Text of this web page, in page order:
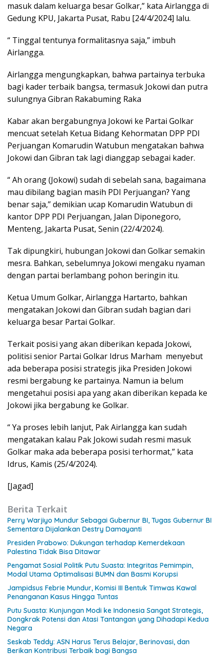
masuk dalam keluarga besar Golkar,” kata Airlangga di
Gedung KPU, Jakarta Pusat, Rabu [24/4/2024] lalu.
“ Tinggal tentunya formalitasnya saja,” imbuh
Airlangga.
Airlangga mengungkapkan, bahwa partainya terbuka
bagi kader terbaik bangsa, termasuk Jokowi dan putra
sulungnya Gibran Rakabuming Raka
Kabar akan bergabungnya Jokowi ke Partai Golkar
mencuat setelah Ketua Bidang Kehormatan DPP PDI
Perjuangan Komarudin Watubun mengatakan bahwa
Jokowi dan Gibran tak lagi dianggap sebagai kader.
“ Ah orang (Jokowi) sudah di sebelah sana, bagaimana
mau dibilang bagian masih PDI Perjuangan? Yang
benar saja,” demikian ucap Komarudin Watubun di
kantor DPP PDI Perjuangan, Jalan Diponegoro,
Menteng, Jakarta Pusat, Senin (22/4/2024).
Tak dipungkiri, hubungan Jokowi dan Golkar semakin
mesra. Bahkan, sebelumnya Jokowi mengaku nyaman
dengan partai berlambang pohon beringin itu.
Ketua Umum Golkar, Airlangga Hartarto, bahkan
mengatakan Jokowi dan Gibran sudah bagian dari
keluarga besar Partai Golkar.
Terkait posisi yang akan diberikan kepada Jokowi,
politisi senior Partai Golkar Idrus Marham menyebut
ada beberapa posisi strategis jika Presiden Jokowi
resmi bergabung ke partainya. Namun ia belum
mengetahui posisi apa yang akan diberikan kepada ke
Jokowi jika bergabung ke Golkar.
“ Ya proses lebih lanjut, Pak Airlangga kan sudah
mengatakan kalau Pak Jokowi sudah resmi masuk
Golkar maka ada beberapa posisi terhormat,” kata
Idrus, Kamis (25/4/2024).
[Jagad]
Berita Terkait
Perry Warjiyo Mundur Sebagai Gubernur BI, Tugas Gubernur BI
Sementara Dijalankan Destry Damayanti
Presiden Prabowo: Dukungan terhadap Kemerdekaan
Palestina Tidak Bisa Ditawar
Pengamat Sosial Politik Putu Suasta: Integritas Pemimpin,
Modal Utama Optimalisasi BUMN dan Basmi Korupsi
Jampidsus Febrie Mundur, Komisi III Bentuk Timwas Kawal
Penanganan Kasus Hingga Tuntas
Putu Suasta: Kunjungan Modi ke Indonesia Sangat Strategis,
Dongkrak Potensi dan Atasi Tantangan yang Dihadapi Kedua
Negara
Seskab Teddy: ASN Harus Terus Belajar, Berinovasi, dan
Berikan Kontribusi Terbaik bagi Bangsa